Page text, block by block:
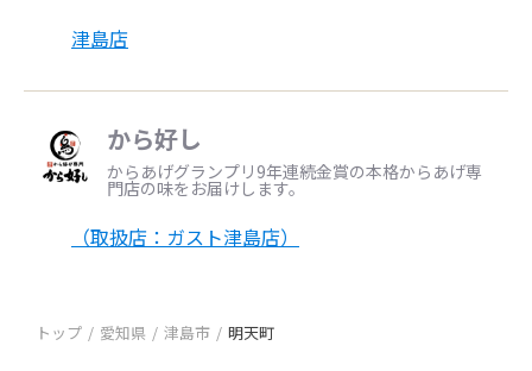
津島店
から好し
からあげグランプリ9年連続金賞の本格からあげ専
門店の味をお届けします。
（取扱店：ガスト津島店）
トップ 愛知県 津島市 明天町